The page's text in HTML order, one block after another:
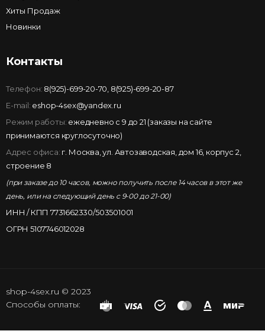
Хиты Продаж
Новинки
Контакты
Телефон: 8(925)-699-20-70 8(925)-699-20-87
E-mail: eshop-4sex@yandex.ru
Режим работы: ежедневно с 9 до 21 (заказы на сайте
принимаются круглосуточно)
Адрес офиса: г. Москва, ул. Автозаводская, дом 16, корпус 2,
строение 8
(при заказе до 10 часов, можно получить после 14 часов в этот же
день, или на следующий день с 9-00 до 21-00)
ИНН / КПП 7731662330/503501001
ОГРН 5107746012028
shop-4sex.ru © 2023
Способы оплаты: